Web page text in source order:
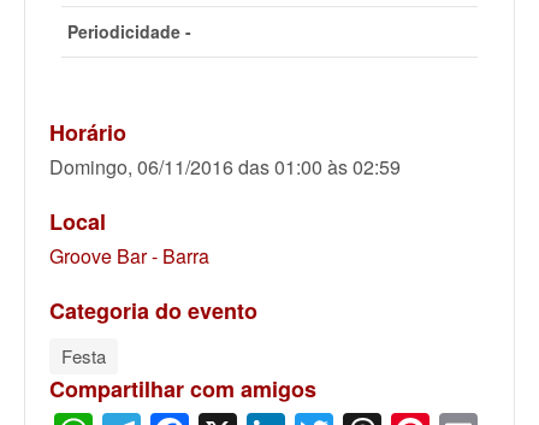
Periodicidade -
Horário
Domingo, 06/11/2016 das 01:00 às 02:59
Local
Groove Bar - Barra
Categoria do evento
Festa
Compartilhar com amigos